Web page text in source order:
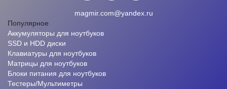
magmir.com@yandex.ru
Популярное
Аккумуляторы для ноутбуков
SSD и HDD диски
Клавиатуры для ноутбуков
Матрицы для ноутбуков
Блоки питания для ноутбуков
Тестеры/Мультиметры